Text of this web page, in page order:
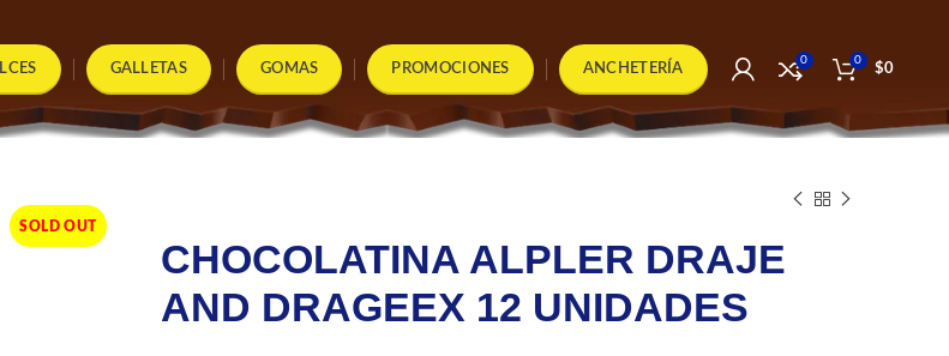
GALLETAS GOMAS PROMOCIONES ANCHETERÍA
0 0
$0
SOLD OUT
CHOCOLATINA ALPLER DRAJE
AND DRAGEEX 12 UNIDADES